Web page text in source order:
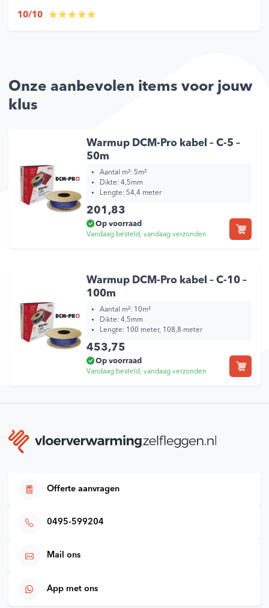
10/10
Onze aanbevolen items voor jouw
klus
Warmup DCM-Pro kabel – C-5 –
50m
Aantal m²: 5m²
Dikte: 4,5mm
Lengte: 54,4 meter
201,83
Op voorraad
Vandaag besteld, vandaag verzonden
Warmup DCM-Pro kabel – C-10 –
100m
Aantal m²: 10m²
Dikte: 4,5mm
Lengte: 100 meter, 108,8 meter
453,75
Op voorraad
Vandaag besteld, vandaag verzonden
Offerte aanvragen
0495-599204
Mail ons
App met ons